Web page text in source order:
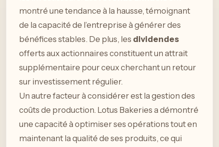
montré une tendance à la hausse, témoignant
de la capacité de l’entreprise à générer des
bénéfices stables. De plus, les dividendes
offerts aux actionnaires constituent un attrait
supplémentaire pour ceux cherchant un retour
sur investissement régulier.
Un autre facteur à considérer est la gestion des
coûts de production. Lotus Bakeries a démontré
une capacité à optimiser ses opérations tout en
maintenant la qualité de ses produits, ce qui